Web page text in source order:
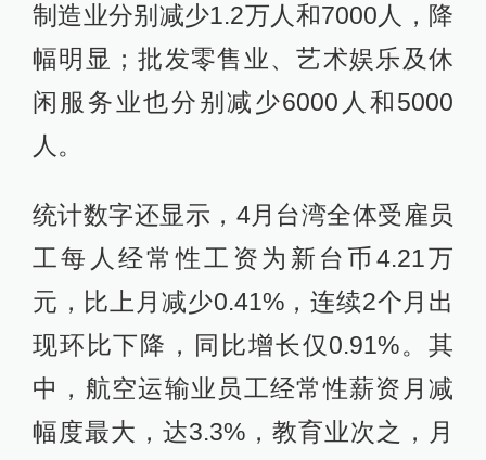
制造业分别减少1.2万人和7000人，降
幅明显；批发零售业、艺术娱乐及休
闲服务业也分别减少6000人和5000
人。
统计数字还显示，4月台湾全体受雇员
工每人经常性工资为新台币4.21万
元，比上月减少0.41%，连续2个月出
现环比下降，同比增长仅0.91%。其
中，航空运输业员工经常性薪资月减
幅度最大，达3.3%，教育业次之，月